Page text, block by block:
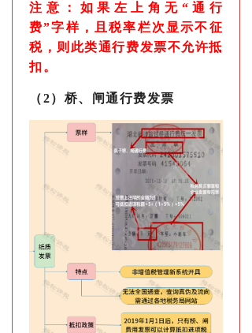
注意：如果左上角无 “通行
费”字样，且税率栏次显示不征
税，则此类通行费发票不允许抵
扣。
（2）桥、闸通行费发票